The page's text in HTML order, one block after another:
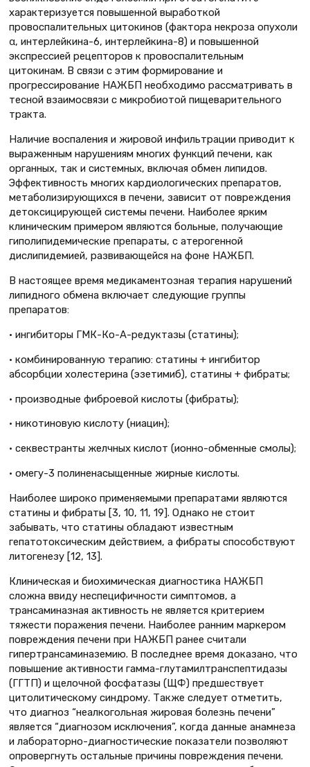
характеризуется повышенной выработкой
провоспалительных цитокинов (фактора некроза опухоли
α, интерлейкина-6, интерлейкина-8) и повышенной
экспрессией рецепторов к провоспалительным
цитокинам. В связи с этим формирование и
прогрессирование НАЖБП необходимо рассматривать в
тесной взаимосвязи с микробиотой пищеварительного
тракта.
Наличие воспаления и жировой инфильтрации приводит к
выраженным нарушениям многих функций печени, как
органных, так и системных, включая обмен липидов.
Эффективность многих кардиологических препаратов,
метаболизирующихся в печени, зависит от повреждения
детоксицирующей системы печени. Наиболее ярким
клиническим примером являются больные, получающие
гиполипидемические препараты, с атерогенной
дислипидемией, развивающейся на фоне НАЖБП.
В настоящее время медикаментозная терапия нарушений
липидного обмена включает следующие группы
препаратов:
• ингибиторы ГМК-Ко-А-редуктазы (статины);
• комбинированную терапию: статины + ингибитор
абсорбции холестерина (эзетимиб), статины + фибраты;
• производные фиброевой кислоты (фибраты);
• никотиновую кислоту (ниацин);
• секвестранты желчных кислот (ионно-обменные смолы);
• омегу-3 полиненасыщенные жирные кислоты.
Наиболее широко применяемыми препаратами являются
статины и фибраты [3, 10, 11, 19]. Однако не стоит
забывать, что статины обладают известным
гепатотоксическим действием, а фибраты способствуют
литогенезу [12, 13].
Клиническая и биохимическая диагностика НАЖБП
сложна ввиду неспецифичности симптомов, а
трансаминазная активность не является критерием
тяжести поражения печени. Наиболее ранним маркером
повреждения печени при НАЖБП ранее считали
гипертрансаминаземию. В последнее время доказано, что
повышение активности гамма-глутамилтранспептидазы
(ГГТП) и щелочной фосфатазы (ЩФ) предшествует
цитолитическому синдрому. Также следует отметить,
что диагноз “неалкогольная жировая болезнь печени”
является “диагнозом исключения”, когда данные анамнеза
и лабораторно-диагностические показатели позволяют
опровергнуть остальные причины повреждения печени.